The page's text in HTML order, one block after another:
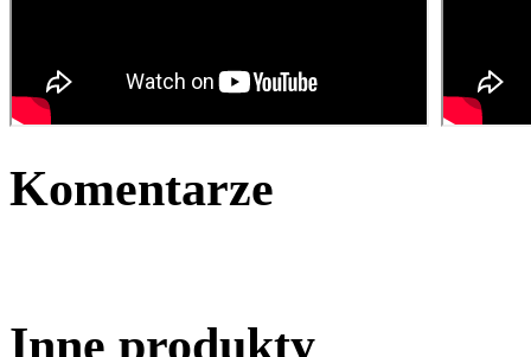
Komentarze
Inne produkty